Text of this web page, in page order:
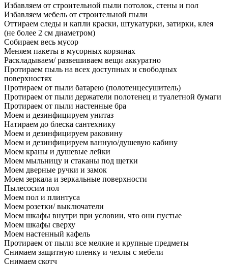
Избавляем от строительной пыли потолок, стены и пол
Избавляем мебель от строительной пыли
Оттираем следы и капли краски, штукатурки, затирки, клея
(не более 2 см диаметром)
Собираем весь мусор
Меняем пакеты в мусорных корзинах
Раскладываем/ развешиваем вещи аккуратно
Протираем пыль на всех доступных и свободных
поверхностях
Протираем от пыли батарею (полотенцесушитель)
Протираем от пыли держатели полотенец и туалетной бумаги
Протираем от пыли настенные бра
Моем и дезинфицируем унитаз
Натираем до блеска сантехнику
Моем и дезинфицируем раковину
Моем и дезинфицируем ванную/душевую кабину
Моем краны и душевые лейки
Моем мыльницу и стаканы под щетки
Моем дверные ручки и замок
Моем зеркала и зеркальные поверхности
Пылесосим пол
Моем пол и плинтуса
Моем розетки/ выключатели
Моем шкафы внутри при условии, что они пустые
Моем шкафы сверху
Моем настенный кафель
Протираем от пыли все мелкие и крупные предметы
Снимаем защитную пленку и чехлы с мебели
Снимаем скотч